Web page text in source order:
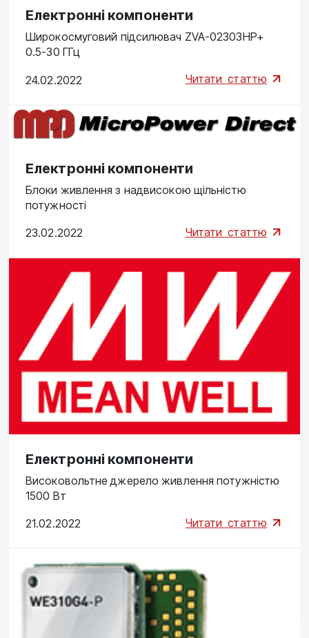
Електронні компоненти
Широкосмуговий підсилювач ZVA-02303HP+
0.5-30 ГГц
24.02.2022 Читати статтю
Електронні компоненти
Блоки живлення з надвисокою щільністю
потужності
23.02.2022 Читати статтю
Електронні компоненти
Високовольтне джерело живлення потужністю
1500 Вт
21.02.2022 Читати статтю